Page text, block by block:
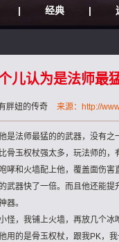
| 经典 |
儿认为是法师最
胖妞的传奇 来源：http://
是法师最猛的的武器，没有
骨玉权杖强太多，玩法师的
哮和火墙配上他，覆盖面伤
武器快了一倍。而且他还能
器。
怪，我铺上火墙，再放几个
用的是骨玉权杖，跟我PK，